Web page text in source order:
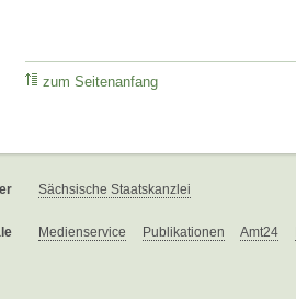
zum Seitenanfang
Sächsische Staatskanzlei
Medienservice Publikationen Amt24